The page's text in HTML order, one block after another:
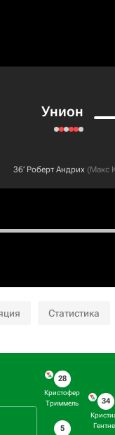
Унион
36‎’‎ Роберт Андрих (Макс
Статистика
28
Кристофер
Триммель
5
34